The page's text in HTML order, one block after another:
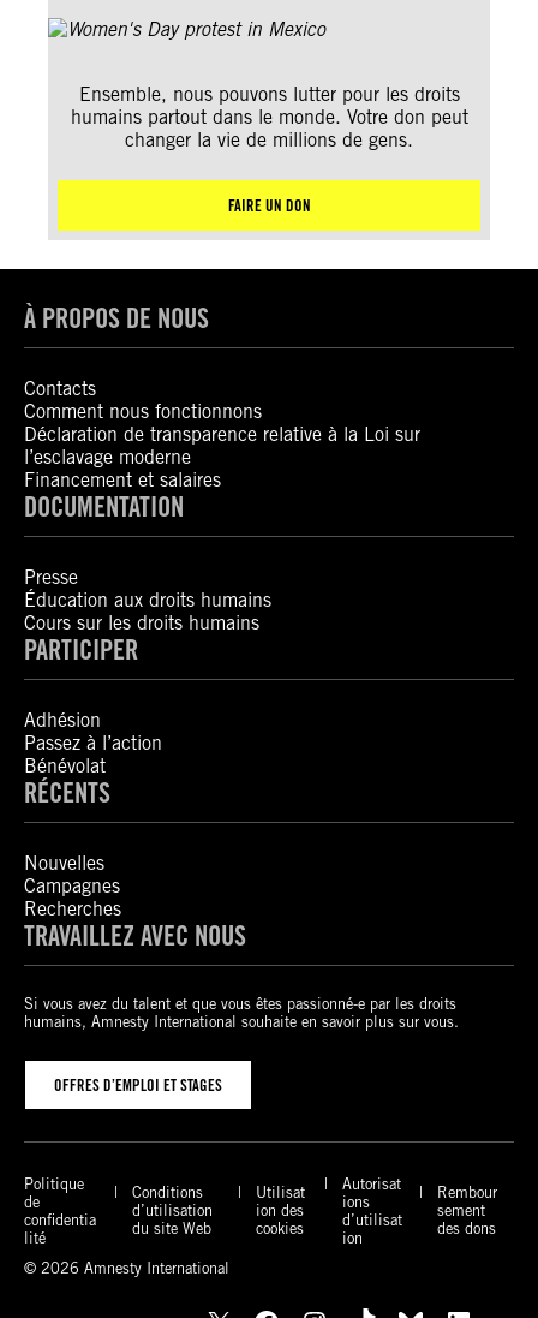
Ensemble, nous pouvons lutter pour les droits
humains partout dans le monde. Votre don peut
changer la vie de millions de gens.
FAIRE UN DON
À PROPOS DE NOUS
Contacts
Comment nous fonctionnons
Déclaration de transparence relative à la Loi sur
l’esclavage moderne
Financement et salaires
DOCUMENTATION
Presse
Éducation aux droits humains
Cours sur les droits humains
PARTICIPER
Adhésion
Passez à l’action
Bénévolat
RÉCENTS
Nouvelles
Campagnes
Recherches
TRAVAILLEZ AVEC NOUS
Si vous avez du talent et que vous êtes passionné-e par les droits
humains, Amnesty International souhaite en savoir plus sur vous.
OFFRES D’EMPLOI ET STAGES
Politique
de
confidentia
lité
Conditions
d’utilisation
du site Web
Utilisat
ion des
cookies
Autorisat
ions
d’utilisat
ion
Rembour
sement
des dons
© 2026 Amnesty International